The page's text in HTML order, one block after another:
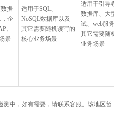
据
，企
、
景
适用于SQL、
NoSQL数据库以及
其它需要随机读写的
核心业务场景
适用于引导卷、小型
数据库、大型开发测
试、web服务器以及
其它需要随机读写的
业务场景
测中，如有需要，请联系客服。该地区暂